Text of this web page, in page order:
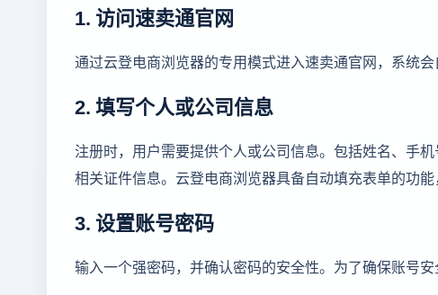
1. 访问速卖通官网
通过云登电商浏览器的专用模式进入速卖通官网，系统
2. 填写个人或公司信息
注册时，用户需要提供个人或公司信息。包括姓名、手
相关证件信息。云登电商浏览器具备自动填充表单的功
3. 设置账号密码
输入一个强密码，并确认密码的安全性。为了确保账号